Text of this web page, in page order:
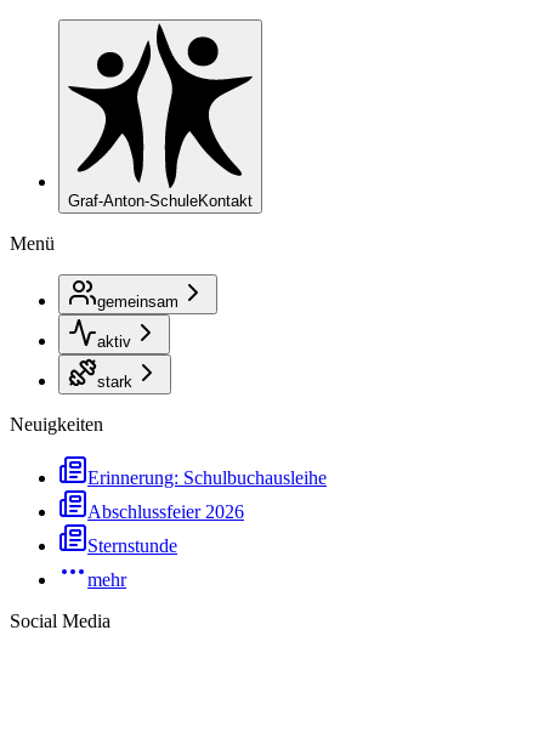
Graf-Anton-SchuleKontakt
Menü
gemeinsam
aktiv
stark
Neuigkeiten
Erinnerung: Schulbuchausleihe
Abschlussfeier 2026
Sternstunde
mehr
Social Media